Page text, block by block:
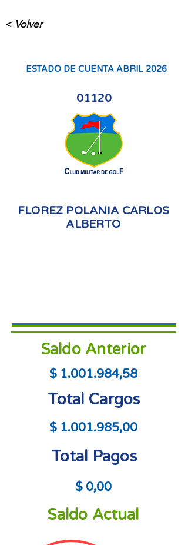
< Volver
ESTADO DE CUENTA ABRIL 2026
01120
FLOREZ POLANIA CARLOS
ALBERTO
Saldo Anterior
$ 1.001.984,58
Total Cargos
$ 1.001.985,00
Total Pagos
$ 0,00
Saldo Actual